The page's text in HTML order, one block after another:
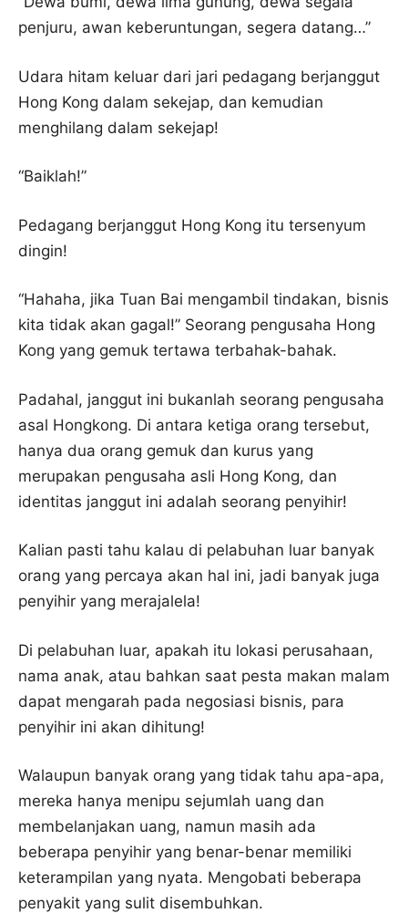
penjuru, awan keberuntungan, segera datang…”
Udara hitam keluar dari jari pedagang berjanggut
Hong Kong dalam sekejap, dan kemudian
menghilang dalam sekejap!
“Baiklah!”
Pedagang berjanggut Hong Kong itu tersenyum
dingin!
“Hahaha, jika Tuan Bai mengambil tindakan, bisnis
kita tidak akan gagal!” Seorang pengusaha Hong
Kong yang gemuk tertawa terbahak-bahak.
Padahal, janggut ini bukanlah seorang pengusaha
asal Hongkong. Di antara ketiga orang tersebut,
hanya dua orang gemuk dan kurus yang
merupakan pengusaha asli Hong Kong, dan
identitas janggut ini adalah seorang penyihir!
Kalian pasti tahu kalau di pelabuhan luar banyak
orang yang percaya akan hal ini, jadi banyak juga
penyihir yang merajalela!
Di pelabuhan luar, apakah itu lokasi perusahaan,
nama anak, atau bahkan saat pesta makan malam
dapat mengarah pada negosiasi bisnis, para
penyihir ini akan dihitung!
Walaupun banyak orang yang tidak tahu apa-apa,
mereka hanya menipu sejumlah uang dan
membelanjakan uang, namun masih ada
beberapa penyihir yang benar-benar memiliki
keterampilan yang nyata. Mengobati beberapa
penyakit yang sulit disembuhkan.